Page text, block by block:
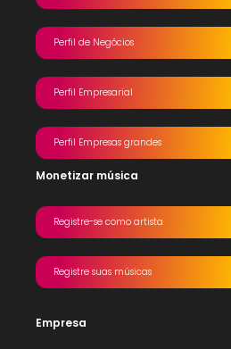
Perfil de Negócios
Perfil Empresarial
Perfil Empresas grandes
Monetizar música
Registre-se como artista
Registre suas músicas
Empresa